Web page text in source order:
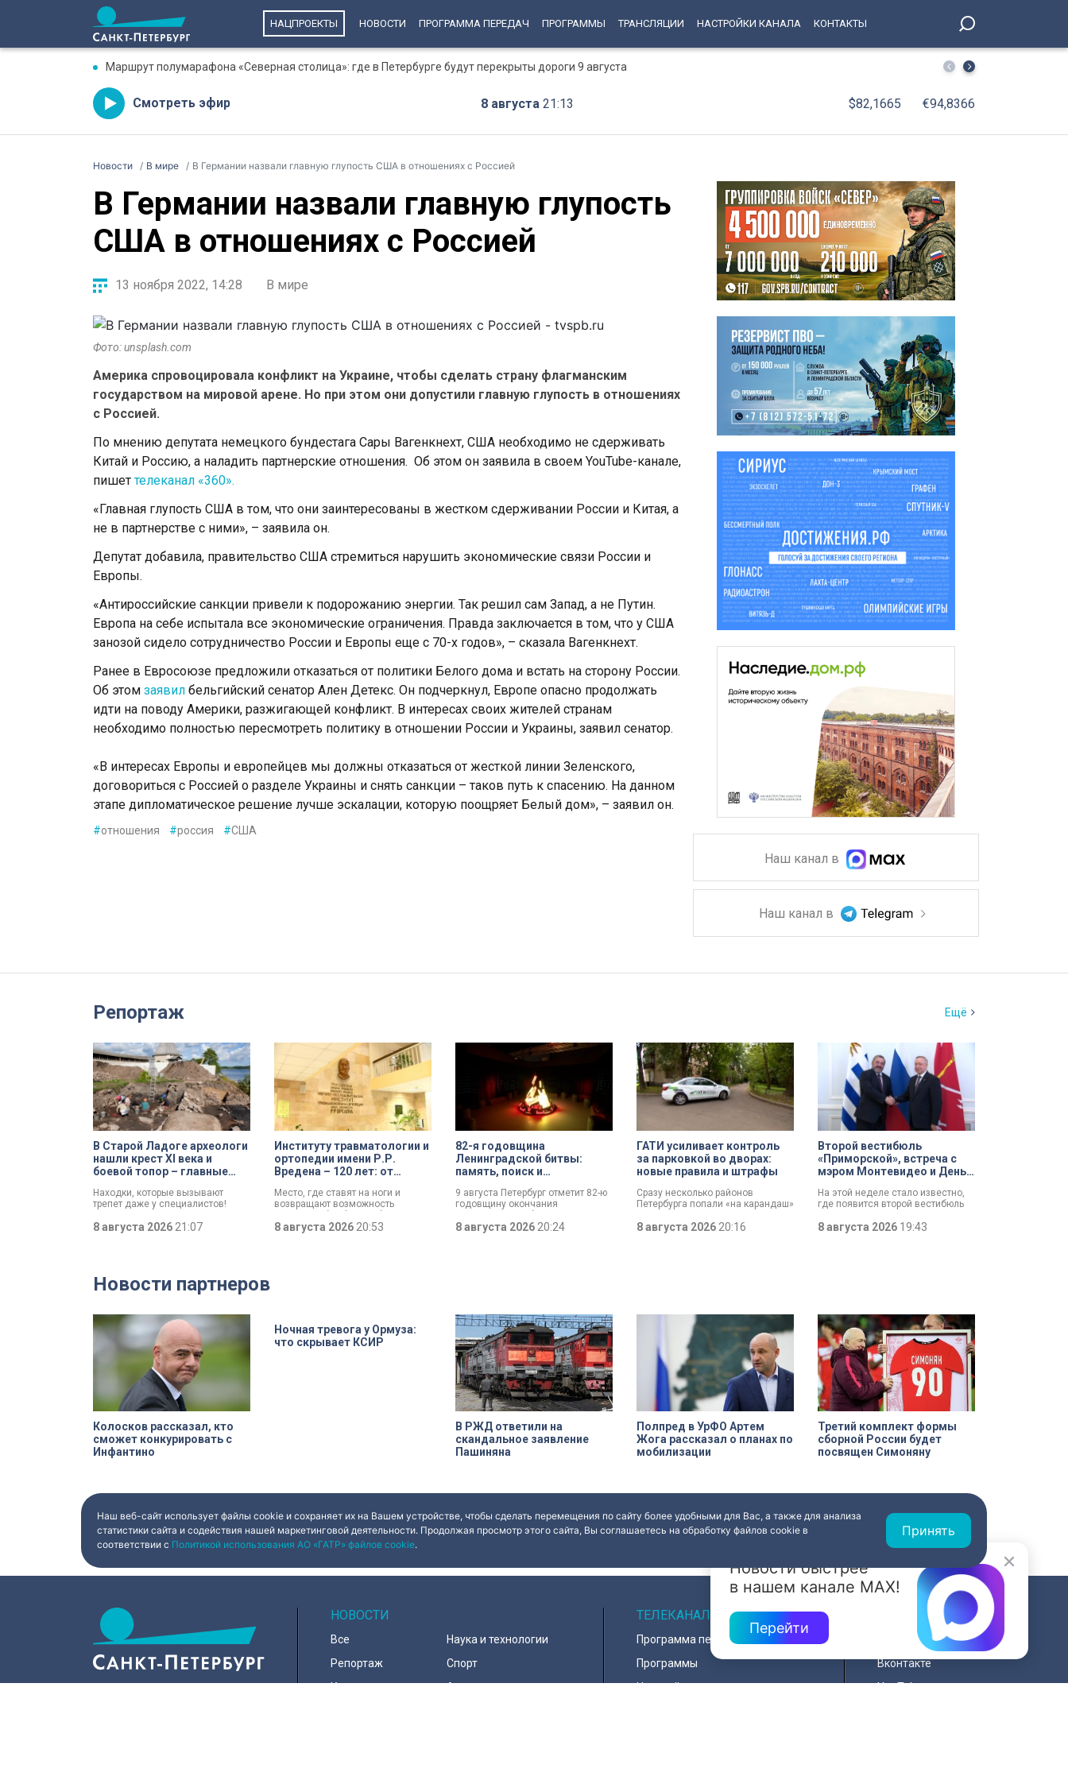
НАЦПРОЕКТЫ НОВОСТИ ПРОГРАММА ПЕРЕДАЧ ПРОГРАММЫ ТРАНСЛЯЦИИ НАСТРОЙКИ КАНАЛА КОНТАКТЫ
Маршрут полумарафона «Северная столица»: где в Петербурге будут перекрыты дороги 9 августа На поле стадиона «Петровский» вышли лучшие игроки
Смотреть эфир 8 августа 21:13 $82,1665 €94,8366
Новости В мире В Германии назвали главную глупость США в отношениях с Россией
В Германии назвали главную глупость
США в отношениях с Россией
13 ноября 2022, 14:28 В мире
Фото: unsplash.com
Америка спровоцировала конфликт на Украине, чтобы сделать страну флагманским
государством на мировой арене. Но при этом они допустили главную глупость в отношениях
с Россией.
По мнению депутата немецкого бундестага Сары Вагенкнехт, США необходимо не сдерживать
Китай и Россию, а наладить партнерские отношения. Об этом он заявила в своем YouTube-канале,
пишеттелеканал «360».
«Главная глупость США в том, что они заинтересованы в жестком сдерживании России и Китая, а
не в партнерстве с ними», – заявила он.
Депутат добавила, правительство США стремиться нарушить экономические связи России и
Европы.
«Антироссийские санкции привели к подорожанию энергии. Так решил сам Запад, а не Путин.
Европа на себе испытала все экономические ограничения. Правда заключается в том, что у США
занозой сидело сотрудничество России и Европы еще с 70-х годов», – сказала Вагенкнехт.
Ранее в Евросоюзе предложили отказаться от политики Белого дома и встать на сторону России.
Об этом заявил бельгийский сенатор Ален Детекс. Он подчеркнул, Европе опасно продолжать
идти на поводу Америки, разжигающей конфликт. В интересах своих жителей странам
необходимо полностью пересмотреть политику в отношении России и Украины, заявил сенатор.
«В интересах Европы и европейцев мы должны отказаться от жесткой линии Зеленского,
договориться с Россией о разделе Украины и снять санкции – таков путь к спасению. На данном
этапе дипломатическое решение лучше эскалации, которую поощряет Белый дом», – заявил он.
#отношения #россия #США
Наш канал в
Наш канал в
Репортаж Ещё
В Старой Ладоге археологи
нашли крест XI века и
боевой топор – главные
Находки, которые вызывают
трепет даже у специалистов!
более тысячи лет и боевой топор
8 августа 202621:07
Институту травматологии и
ортопедии имени Р.Р.
Вредена – 120 лет: от
до передового
медицинского центра
Место, где ставят на ноги и
возвращают возможность
отмечает Институт травматологии
8 августа 202620:53
82-я годовщина
Ленинградской битвы:
память, поиск и
9 августа Петербург отметит 82-ю
годовщину окончания
воинской славы, который был
8 августа 202620:24
ГАТИ усиливает контроль
за парковкой во дворах:
новые правила и штрафы
Сразу несколько районов
Петербурга попали «на карандаш»
парковкой во дворах. За два
8 августа 202620:16
Второй вестибюль
«Приморской», встреча с
мэром Монтевидео и День
недели губернатора
На этой неделе стало известно,
где появится второй вестибюль
Смольный выбрал место и
8 августа 2026 19:43
Новости партнеров
Колосков рассказал, кто
сможет конкурировать с
Инфантино
Ночная тревога у Ормуза:
что скрывает КСИР
В РЖД ответили на
скандальное заявление
Пашиняна
Полпред в УрФО Артем
Жога рассказал о планах по
мобилизации
Третий комплект формы
сборной России будет
посвящен Симоняну
Новости быстрее
в нашем канале MAX!
Перейти
Наш веб-сайт использует файлы cookie и сохраняет их на Вашем устройстве, чтобы сделать перемещения по сайту более удобными для Вас, а также для анализа
статистики сайта и содействия нашей маркетинговой деятельности. Продолжая просмотр этого сайта, Вы соглашаетесь на обработку файлов cookie в
соответствии с Политикой использования АО «ГАТР» файлов cookie.
Принять
НОВОСТИ
Все
Репортаж
Коронавирус
Наука и технологии
Спорт
Армия
ТЕЛЕКАНАЛ
Программа передач
Программы
Настройка канала
Вконтакте
YouTube